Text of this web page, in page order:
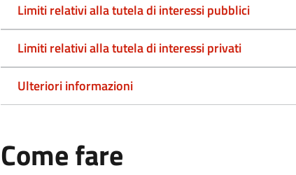
Limiti relativi alla tutela di interessi pubblici
Limiti relativi alla tutela di interessi privati
Ulteriori informazioni
Come fare